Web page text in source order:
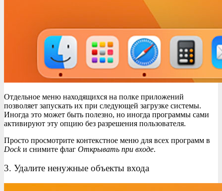
Отдельное меню находящихся на полке приложений
позволяет запускать их при следующей загрузке системы.
Иногда это может быть полезно, но иногда программы сами
активируют эту опцию без разрешения пользователя.
Просто просмотрите контекстное меню для всех программ в
Dockи снимите флаг Открывать при входе.
3. Удалите ненужные объекты входа